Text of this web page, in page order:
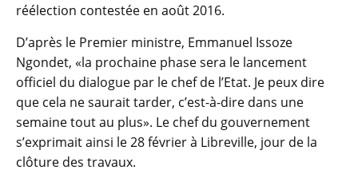
réélection contestée en août 2016.
D’après le Premier ministre, Emmanuel Issoze
Ngondet, «la prochaine phase sera le lancement
officiel du dialogue par le chef de l’Etat. Je peux dire
que cela ne saurait tarder, c’est-à-dire dans une
semaine tout au plus». Le chef du gouvernement
s’exprimait ainsi le 28 février à Libreville, jour de la
clôture des travaux.